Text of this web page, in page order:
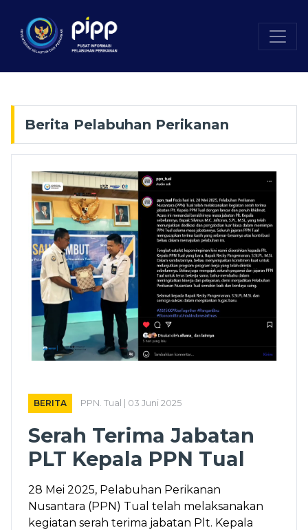
Berita Pelabuhan Perikanan
BERITA PPN. Tual | 03 Juni 2025
Serah Terima Jabatan
PLT Kepala PPN Tual
28 Mei 2025, Pelabuhan Perikanan
Nusantara (PPN) Tual telah melaksanakan
kegiatan serah terima jabatan Plt. Kepala